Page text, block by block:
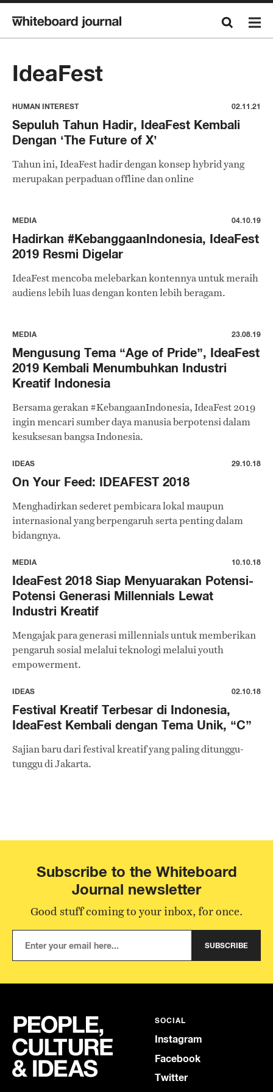
IdeaFest
HUMAN INTEREST 02.11.21
Sepuluh Tahun Hadir, IdeaFest Kembali
Dengan ‘The Future of X’
Tahun ini, IdeaFest hadir dengan konsep hybrid yang
merupakan perpaduan offline dan online
MEDIA 04.10.19
Hadirkan #KebanggaanIndonesia, IdeaFest
2019 Resmi Digelar
IdeaFest mencoba melebarkan kontennya untuk meraih
audiens lebih luas dengan konten lebih beragam.
MEDIA 23.08.19
Mengusung Tema “Age of Pride”, IdeaFest
2019 Kembali Menumbuhkan Industri
Kreatif Indonesia
Bersama gerakan #KebangaanIndonesia, IdeaFest 2019
ingin mencari sumber daya manusia berpotensi dalam
kesuksesan bangsa Indonesia.
IDEAS 29.10.18
On Your Feed: IDEAFEST 2018
Menghadirkan sederet pembicara lokal maupun
internasional yang berpengaruh serta penting dalam
bidangnya.
MEDIA 10.10.18
IdeaFest 2018 Siap Menyuarakan Potensi-
Potensi Generasi Millennials Lewat
Industri Kreatif
Mengajak para generasi millennials untuk memberikan
pengaruh sosial melalui teknologi melalui youth
empowerment.
IDEAS 02.10.18
Festival Kreatif Terbesar di Indonesia,
IdeaFest Kembali dengan Tema Unik, “C”
Sajian baru dari festival kreatif yang paling ditunggu-
tunggu di Jakarta.
Subscribe to the Whiteboard
Journal newsletter
Good stuff coming to your inbox, for once.
SUBSCRIBE
SOCIAL
Instagram
Facebook
Twitter